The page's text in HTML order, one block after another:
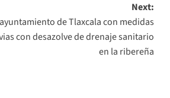
Next:
de Tlaxcala con medidas
con desazolve de drenaje sanitario
en la ribereña